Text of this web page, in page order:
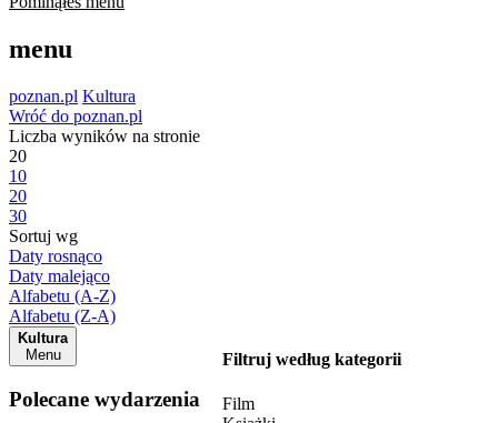
menu
poznan.pl Kultura
Wróć do poznan.pl
Liczba wyników na stronie
20
10
20
30
Sortuj wg
Daty rosnąco
Daty malejąco
Alfabetu (A-Z)
Alfabetu (Z-A)
Kultura
Menu
Polecane wydarzenia
Filtruj według kategorii
Film